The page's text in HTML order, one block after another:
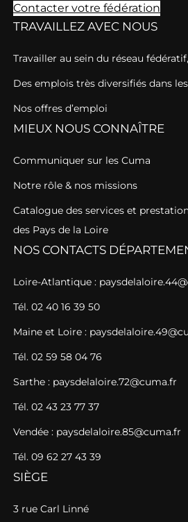
Contacter votre fédération
TRAVAILLEZ AVEC NOUS
Travailler au sein du réseau
Des emplois très diversifiés dans
Nos offres d’emploi
MIEUX NOUS CONNAÎTRE
Communiquer sur les Cuma
Notre rôle & nos missions
Catalogue des services et
des Pays de la Loire
NOS CONTACTS
Loire-Atlantique :
Tél. 02 40 16 39 50
Maine et Loire :
Tél. 02 59 58 04 76
Sarthe : paysdelaloire.72@cuma.fr
Tél. 02 43 23 77 37
Vendée : paysdelaloire.85@cuma.fr
Tél. 09 62 27 43 39
SIÈGE
3 rue Carl Linné